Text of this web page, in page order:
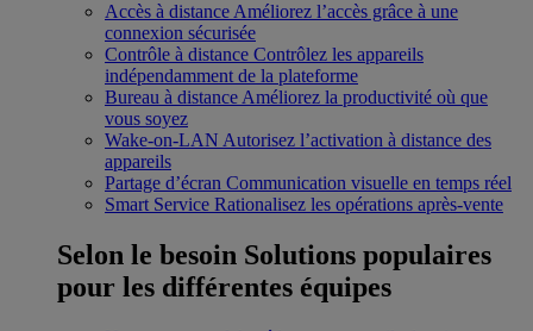
Accès à distance Améliorez l’accès grâce à une
connexion sécurisée
Contrôle à distance Contrôlez les appareils
indépendamment de la plateforme
Bureau à distance Améliorez la productivité où que
vous soyez
Wake-on-LAN Autorisez l’activation à distance des
appareils
Partage d’écran Communication visuelle en temps réel
Smart Service Rationalisez les opérations après-vente
Selon le besoin Solutions populaires
pour les différentes équipes